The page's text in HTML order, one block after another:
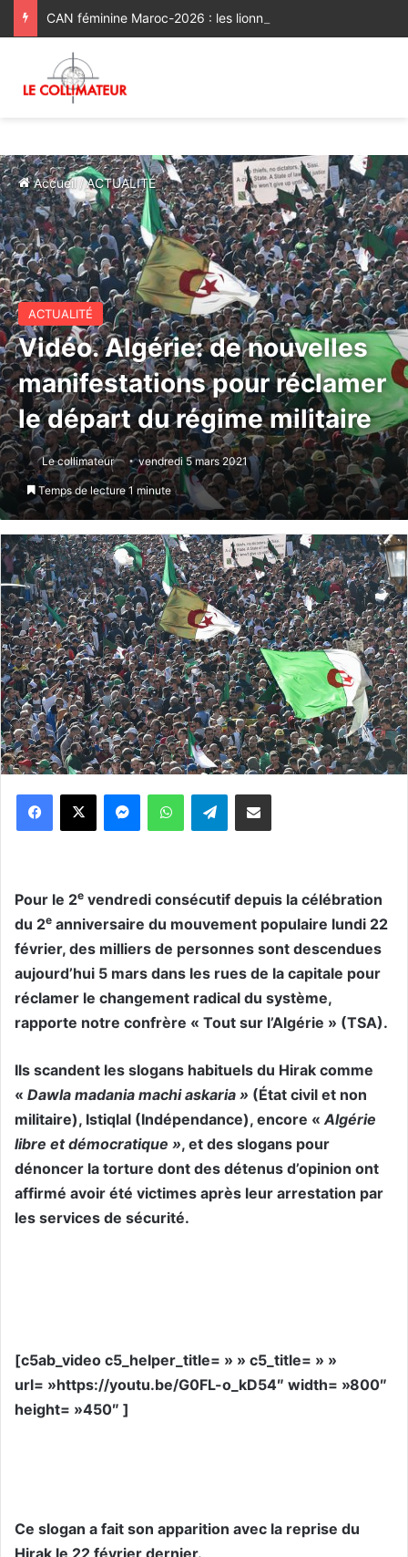
Accueil/ACTUALITÉ
ACTUALITÉ
Vidéo. Algérie: de nouvelles
manifestations pour réclamer
le départ du régime militaire
Le collimateur vendredi 5 mars 2021
Temps de lecture 1 minute
WhatsApp Telegram
Pour le 2e vendredi consécutif depuis la célébration
du 2e anniversaire du mouvement populaire lundi 22
février, des milliers de personnes sont descendues
aujourd’hui 5 mars dans les rues de la capitale pour
réclamer le changement radical du système,
rapporte notre confrère « Tout sur l’Algérie » (TSA).
Ils scandent les slogans habituels du Hirak comme
« Dawla madania machi askaria » (État civil et non
militaire), Istiqlal (Indépendance), encore «Algérie
libre et démocratique », et des slogans pour
dénoncer la torture dont des détenus d’opinion ont
affirmé avoir été victimes après leur arrestation par
les services de sécurité.
[c5ab_video c5_helper_title= » » c5_title= » »
url= »https://youtu.be/G0FL-o_kD54″ width= »800″
height= »450″ ]
Ce slogan a fait son apparition avec la reprise du